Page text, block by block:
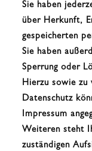
Sie haben
über Herkunft,
gespeicherten
Sie haben
Sperrung oder
Hierzu sowie zu
Datenschutz
Impressum
Weiteren steht
zuständigen